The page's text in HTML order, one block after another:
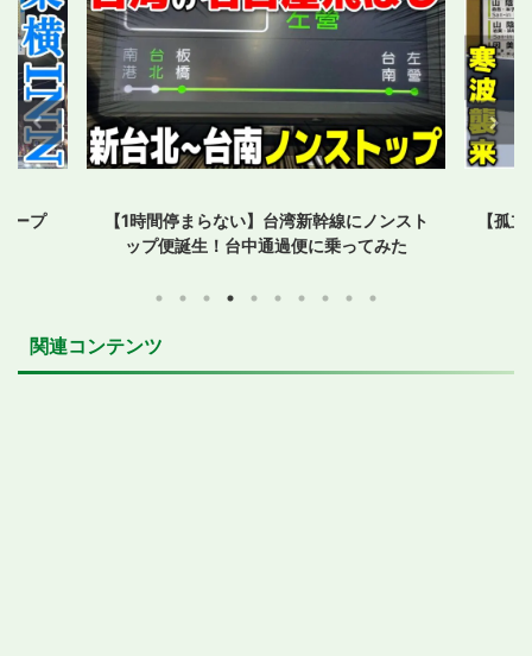
ープ
【1時間停まらない】台湾新幹線にノンスト
ップ便誕生！台中通過便に乗ってみた
【孤
関連コンテンツ